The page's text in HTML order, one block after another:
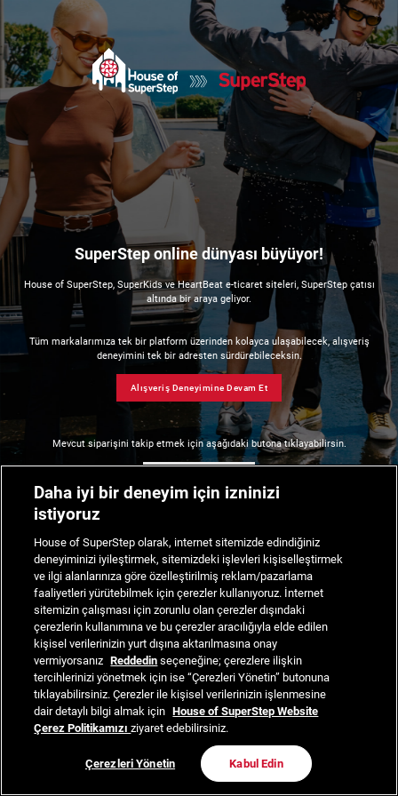
SuperStep online dünyası büyüyor!
House of SuperStep, SuperKids ve HeartBeat e-ticaret siteleri, SuperStep çatısı
altında bir araya geliyor.
Tüm markalarımıza tek bir platform üzerinden kolayca ulaşabilecek, alışveriş
deneyimini tek bir adresten sürdürebileceksin.
Alışveriş Deneyimine Devam Et
Mevcut siparişini takip etmek için aşağıdaki butona tıklayabilirsin.
Daha iyi bir deneyim için izninizi
istiyoruz
House of SuperStep olarak, internet sitemizde edindiğiniz
deneyiminizi iyileştirmek, sitemizdeki işlevleri kişiselleştirmek
ve ilgi alanlarınıza göre özelleştirilmiş reklam/pazarlama
faaliyetleri yürütebilmek için çerezler kullanıyoruz. İnternet
sitemizin çalışması için zorunlu olan çerezler dışındaki
çerezlerin kullanımına ve bu çerezler aracılığıyla elde edilen
kişisel verilerinizin yurt dışına aktarılmasına onay
vermiyorsanız Reddedin seçeneğine; çerezlere ilişkin
tercihlerinizi yönetmek için ise “Çerezleri Yönetin” butonuna
tıklayabilirsiniz. Çerezler ile kişisel verilerinizin işlenmesine
dair detaylı bilgi almak için House of SuperStep Website
Çerez Politikamızıziyaret edebilirsiniz.
Çerezleri Yönetin Kabul Edin